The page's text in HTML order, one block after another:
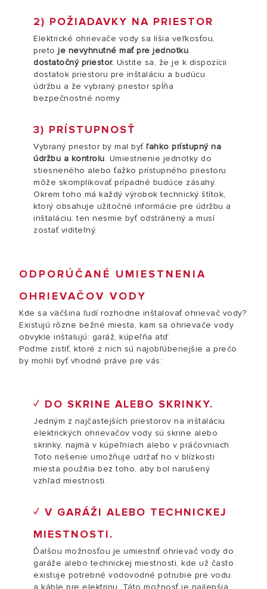
2) POŽIADAVKY NA PRIESTOR
Elektrické ohrievače vody sa líšia veľkosťou,
preto je nevyhnutné mať pre jednotku
dostatočný priestor. Uistite sa, že je k dispozícii
dostatok priestoru pre inštaláciu a budúcu
údržbu a že vybraný priestor spĺňa
bezpečnostné normy.
3) PRÍSTUPNOSŤ
Vybraný priestor by mal byť ľahko prístupný na
údržbu a kontrolu. Umiestnenie jednotky do
stiesneného alebo ťažko prístupného priestoru
môže skomplikovať prípadné budúce zásahy.
Okrem toho má každý výrobok technický štítok,
ktorý obsahuje užitočné informácie pre údržbu a
inštaláciu: ten nesmie byť odstránený a musí
zostať viditeľný.
ODPORÚČANÉ UMIESTNENIA
OHRIEVAČOV VODY
Kde sa väčšina ľudí rozhodne inštalovať ohrievač vody?
Existujú rôzne bežné miesta, kam sa ohrievače vody
obvykle inštalujú: garáž, kúpeľňa atď.
Poďme zistiť, ktoré z nich sú najobľúbenejšie a prečo
by mohli byť vhodné práve pre vás:
✓ DO SKRINE ALEBO SKRINKY.
Jedným z najčastejších priestorov na inštaláciu
elektrických ohrievačov vody sú skrine alebo
skrinky, najmä v kúpeľniach alebo v práčovniach.
Toto riešenie umožňuje udržať ho v blízkosti
miesta použitia bez toho, aby bol narušený
vzhľad miestnosti.
✓ V GARÁŽI ALEBO TECHNICKEJ
MIESTNOSTI.
Ďalšou možnosťou je umiestniť ohrievač vody do
garáže alebo technickej miestnosti, kde už často
existuje potrebné vodovodné potrubie pre vodu
a káble pre elektrinu. Táto možnosť je najlepšia,